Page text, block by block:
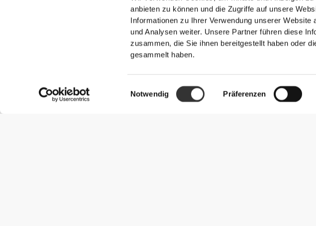
anbieten zu können und die Zugriffe auf unsere
Informationen zu Ihrer Verwendung unserer
und Analysen weiter. Unsere Partner führen diese
zusammen, die Sie ihnen bereitgestellt haben oder
gesammelt haben.
Einwilligungsauswahl
Notwendig Präferenzen
Ohne eingenähtes Etikett